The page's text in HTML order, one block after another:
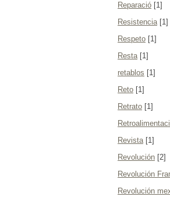
Reparació [1]
Resistencia[1]
Respeto [1]
Resta[1]
retablos [1]
Reto [1]
Retrato [1]
Revista[1]
Revolución [2]
Revolución
Revolución